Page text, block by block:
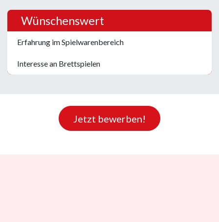
Wünschenswert
Erfahrung im Spielwarenbereich
Interesse an Brettspielen
Jetzt bewerben!